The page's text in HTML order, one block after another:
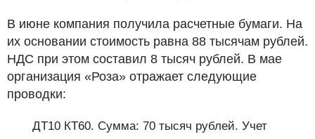
В июне компания получила расчетные бумаги. На
их основании стоимость равна 88 тысячам рублей.
НДС при этом составил 8 тысяч рублей. В мае
организация «Роза» отражает следующие
проводки:
ДТ10 КТ60. Сумма: 70 тысяч рублей. Учет